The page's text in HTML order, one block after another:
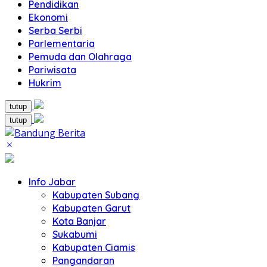
Pendidikan
Ekonomi
Serba Serbi
Parlementaria
Pemuda dan Olahraga
Pariwisata
Hukrim
tutup
tutup
Info Jabar
Kabupaten Subang
Kabupaten Garut
Kota Banjar
Sukabumi
Kabupaten Ciamis
Pangandaran